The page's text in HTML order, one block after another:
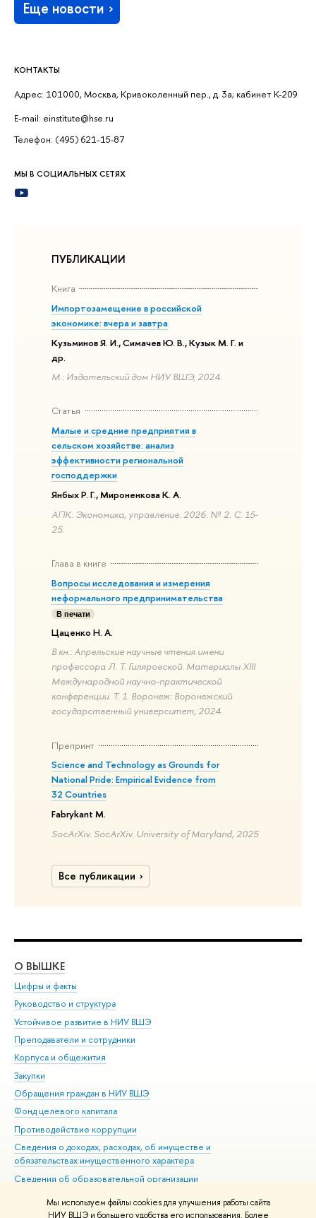
Мы используем файлы cookies для улучшения работы сайта
НИУ ВШЭ и большего удобства его использования. Более
КОНТАКТЫ
Адрес: 101000, Москва, Кривоколенный пер., д. 3а; кабинет К-209
E-mail: einstitute@hse.ru
Телефон: (495) 621-15-87
МЫ В СОЦИАЛЬНЫХ СЕТЯХ
ПУБЛИКАЦИИ
Книга
Импортозамещение в российской
экономике: вчера и завтра
Кузьминов Я. И., Симачев Ю. В., Кузык М. Г. и
др.
М.: Издательский дом НИУ ВШЭ, 2024.
Статья
Малые и средние предприятия в
сельском хозяйстве: анализ
эффективности региональной
господдержки
Янбых Р. Г., Мироненкова К. А.
АПК: Экономика, управление. 2026. № 2. С. 15-
25.
Глава в книге
Вопросы исследования и измерения
неформального предпринимательства
В печати
Цаценко Н. А.
В кн.: Апрельские научные чтения имени
профессора Л. Т. Гиляровской. Материалы XIII
Международной научно-практической
конференции. Т. 1. Воронеж: Воронежский
государственный университет, 2024.
Препринт
Science and Technology as Grounds for
National Pride: Empirical Evidence from
32 Countries
Fabrykant M.
SocArXiv. SocArXiv. University of Maryland, 2025
Все публикации
Еще новости
О ВЫШКЕ
Цифры и факты
Руководство и структура
Устойчивое развитие в НИУ ВШЭ
Преподаватели и сотрудники
Корпуса и общежития
Закупки
Обращения граждан в НИУ ВШЭ
Фонд целевого капитала
Противодействие коррупции
Сведения о доходах, расходах, об имуществе и
обязательствах имущественного характера
Сведения об образовательной организации
Людям с ограниченными возможностями здоровья
Единая платежная страница